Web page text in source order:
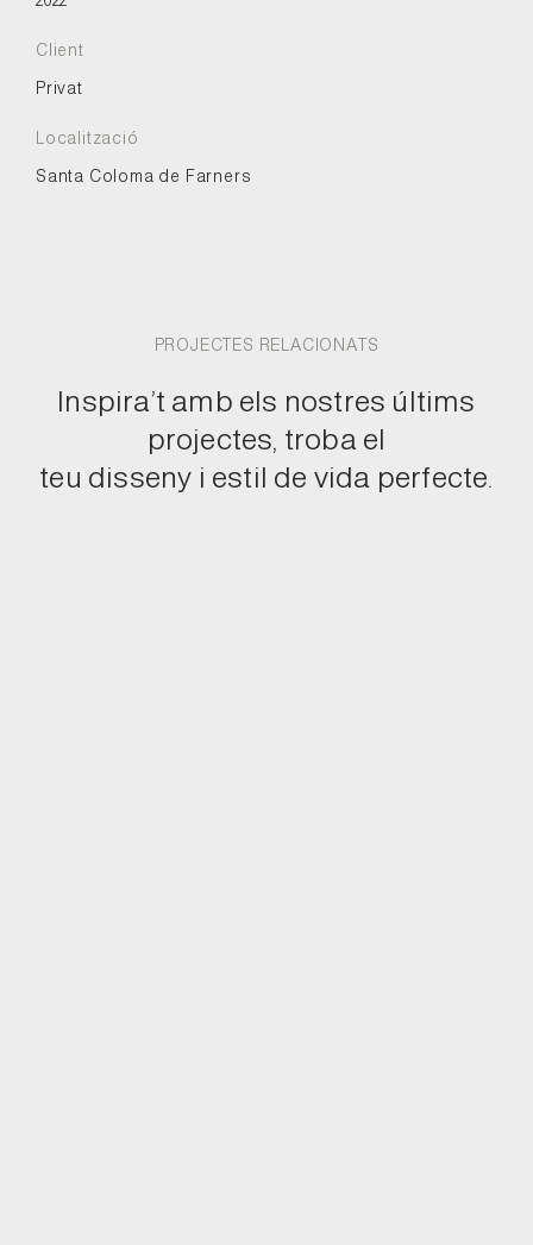
Client
Privat
Localització
Santa Coloma de Farners
PROJECTES RELACIONATS
Inspira’t amb els nostres últims
projectes, troba el
teu disseny i estil de vida perfecte.